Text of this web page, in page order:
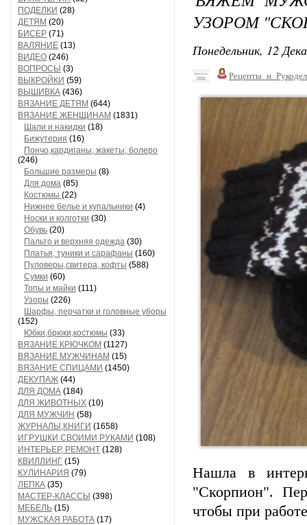
ПОДЕЛКИ (28)
ДЕТЯМ (20)
БИСЕР (71)
ВАЛЯНИЕ (13)
ВИДЕО (246)
ВОПРОСЫ (3)
ВЫКРОЙКИ (59)
ВЫШИВКА (436)
ВЯЗАНИЕ ДЕТЯМ (644)
ВЯЗАНИЕ ЖЕНЩИНАМ (1831)
Шали и накидки (18)
Бижутерия (16)
Пончо,кардиганы, жакеты, болеро
(246)
Большие размеры (8)
Для дома (85)
Костюмы (22)
Нижнее белье и купальники (4)
Носки и колготки (30)
Обувь (20)
Пальто и верхняя одежда (30)
Платья, туники и сарафаны (160)
Пуловеры,свитера, кофты (588)
Сумки (60)
Топы и майки (111)
Узоры (226)
Шарфы, перчатки и головные уборы
(152)
Юбки,брюки,костюмы (33)
ВЯЗАНИЕ КРЮЧКОМ (1127)
ВЯЗАНИЕ МУЖЧИНАМ (15)
ВЯЗАНИЕ СПИЦАМИ (1450)
ДЕКУПАЖ (44)
ДЛЯ ДОМА (184)
ДЛЯ ЖИВОТНЫХ (10)
ДЛЯ МУЖЧИН (58)
ЖУРНАЛЫ,КНИГИ (1658)
ИГРУШКИ СВОИМИ РУКАМИ (108)
ИНТЕРЬЕР, РЕМОНТ (128)
КВИЛЛИНГ (15)
КУЛИНАРИЯ (79)
ЛЕПКА (35)
МАСТЕР-КЛАССЫ (398)
МЕБЕЛЬ (15)
МУЖСКАЯ РАБОТА (17)
УЗОРОМ
Понедельник, 12
Нашла в
"Скорпион".
чтобы при